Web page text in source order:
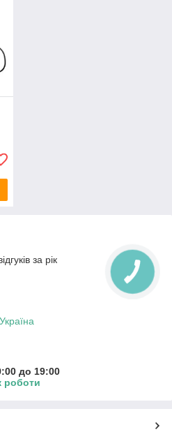
за рік
до 19:00
роботи